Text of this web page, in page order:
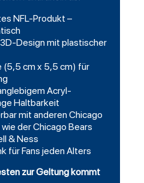
NFL-Produkt –
Design mit plastischer
(5,5 cm x 5,5 cm) für
Acryl-
Haltbarkeit
mit anderen Chicago
der Chicago Bears
& Ness
für Fans jeden Alters
zur Geltung kommt